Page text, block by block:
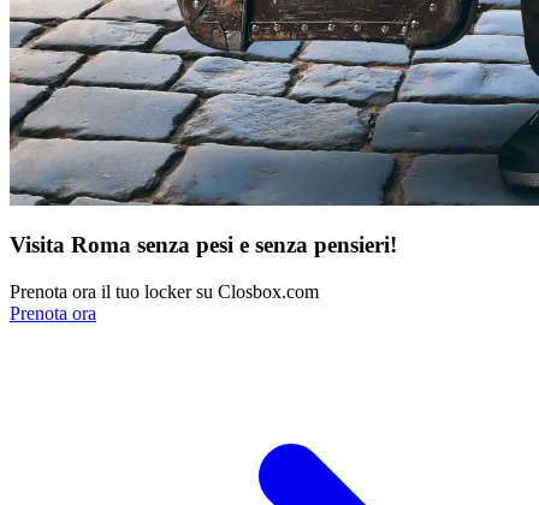
Visita Roma senza pesi e senza pensieri!
Prenota ora il tuo locker su Closbox.com
Prenota ora